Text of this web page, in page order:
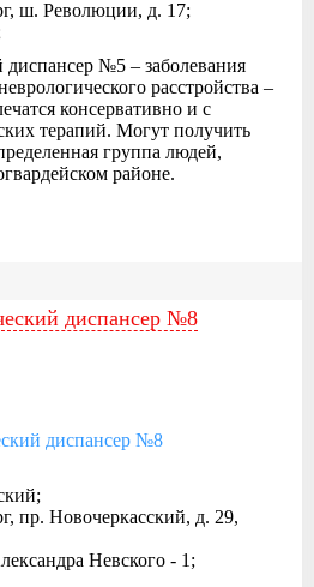
ш. Революции, д. 17;
№5 – заболевания
расстройства –
консервативно и с
терапий. Могут получить
группа людей,
районе.
диспансер №8
пр. Новочеркасский, д. 29,
Невского - 1;